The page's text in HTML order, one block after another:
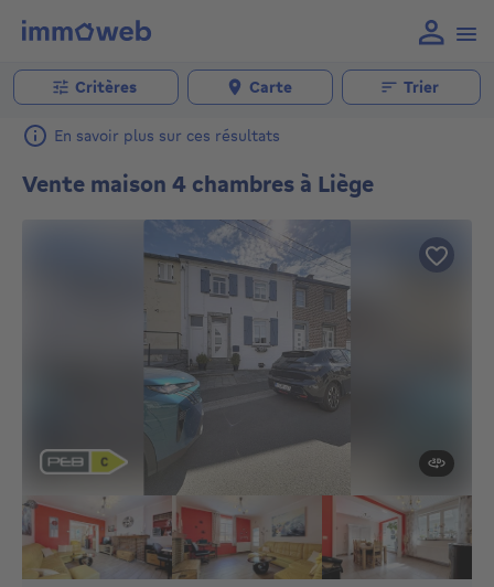
Critères Carte Trier
En savoir plus sur ces résultats
Vente maison 4 chambres à Liège